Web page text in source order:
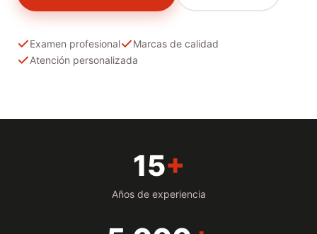
Examen profesional
Marcas de calidad
Atención personalizada
15+
Años de experiencia